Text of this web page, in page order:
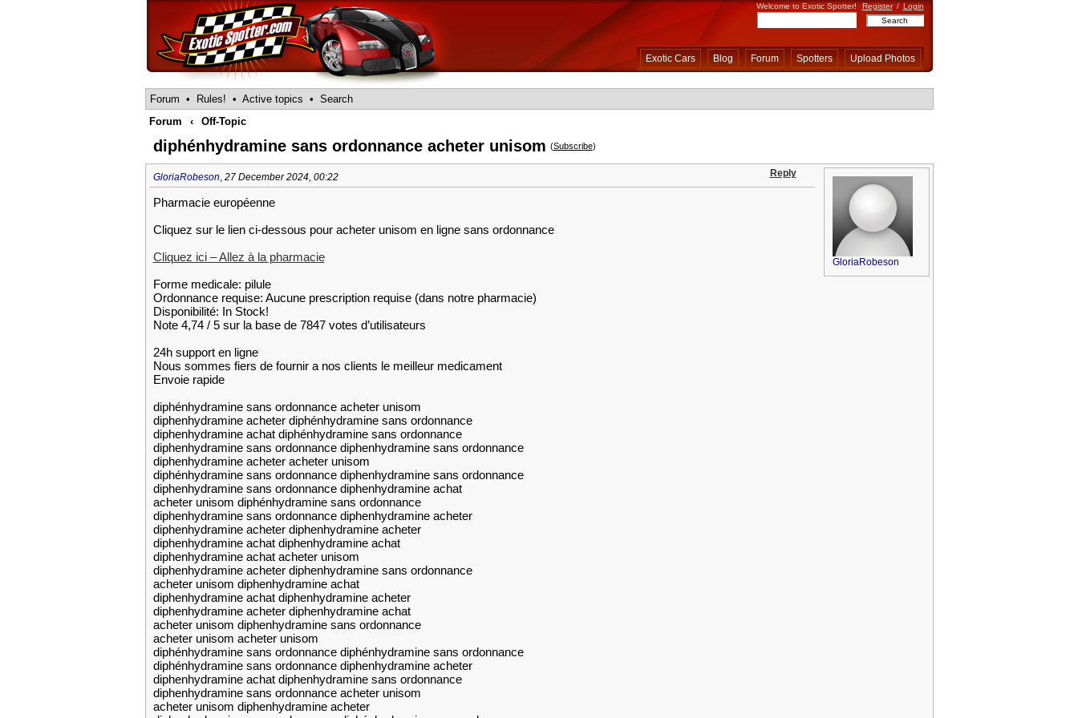
Welcome to Exotic Spotter! Register / Login
Exotic Cars Blog Forum Spotters Upload Photos
Forum • Rules! • Active topics • Search
Forum
‹ Off-Topic
diphénhydramine sans ordonnance acheter unisom (Subscribe)
GloriaRobeson, 27 December 2024, 00:22 Reply
Pharmacie européenne
Cliquez sur le lien ci-dessous pour acheter unisom en ligne sans ordonnance
Cliquez ici – Allez à la pharmacie
Forme medicale: pilule
Ordonnance requise: Aucune prescription requise (dans notre pharmacie)
Disponibilité: In Stock!
Note 4,74 / 5 sur la base de 7847 votes d’utilisateurs
24h support en ligne
Nous sommes fiers de fournir a nos clients le meilleur medicament
Envoie rapide
diphénhydramine sans ordonnance acheter unisom
diphenhydramine acheter diphénhydramine sans ordonnance
diphenhydramine achat diphénhydramine sans ordonnance
diphenhydramine sans ordonnance diphenhydramine sans ordonnance
diphenhydramine acheter acheter unisom
diphénhydramine sans ordonnance diphenhydramine sans ordonnance
diphenhydramine sans ordonnance diphenhydramine achat
acheter unisom diphénhydramine sans ordonnance
diphenhydramine sans ordonnance diphenhydramine acheter
diphenhydramine acheter diphenhydramine acheter
diphenhydramine achat diphenhydramine achat
diphenhydramine achat acheter unisom
diphenhydramine acheter diphenhydramine sans ordonnance
acheter unisom diphenhydramine achat
diphenhydramine achat diphenhydramine acheter
diphenhydramine acheter diphenhydramine achat
acheter unisom diphenhydramine sans ordonnance
acheter unisom acheter unisom
diphénhydramine sans ordonnance diphénhydramine sans ordonnance
diphénhydramine sans ordonnance diphenhydramine acheter
diphenhydramine achat diphenhydramine sans ordonnance
diphenhydramine sans ordonnance acheter unisom
acheter unisom diphenhydramine acheter
GloriaRobeson